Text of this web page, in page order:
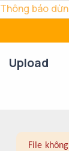
Thông báo
Upload
File